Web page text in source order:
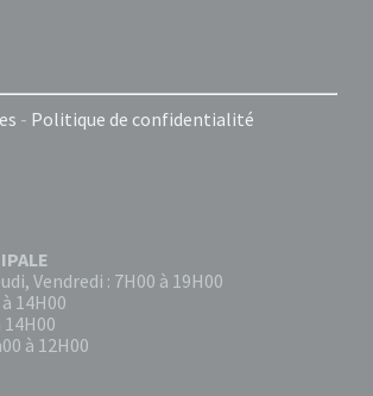
- Politique de confidentialité
Vendredi : 7H00 à 19H00
14H00
14H00
à 12H00